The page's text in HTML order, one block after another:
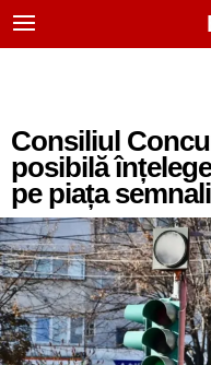
Consiliul
posibilă
pe piața